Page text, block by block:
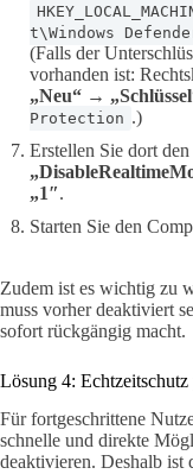
t\Windows
(Falls der
vorhanden ist:
„Neu“ →
Protection .)
Erstellen Sie dort
„1″.
Starten Sie den
Zudem ist es wichtig zu
muss vorher deaktiviert
sofort rückgängig macht.
Lösung 4:
Für fortgeschrittene
schnelle und direkte
deaktivieren. Deshalb ist